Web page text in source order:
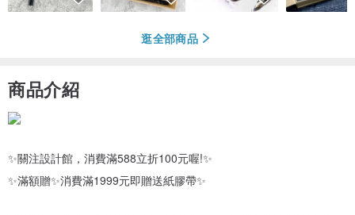
逛全部商品
商品介紹
✨關注設計館，消費滿588立折100元喔!✨
✨滿額贈✨消費滿1999元即贈送紙膠帶✨